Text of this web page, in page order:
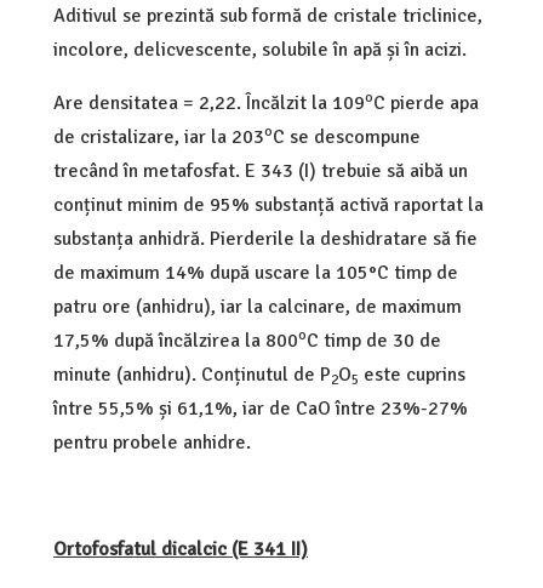
Aditivul se prezintă sub formă de cristale triclinice,
incolore, delicvescente, solubile în apă și în acizi.
Are densitatea = 2,22. Încălzit la 109oC pierde apa
de cristalizare, iar la 203oC se descompune
trecând în metafosfat. E 343 (I) trebuie să aibă un
conținut minim de 95% substanță activă raportat la
substanța anhidră. Pierderile la deshidratare să fie
de maximum 14% după uscare la 105°C timp de
patru ore (anhidru), iar la calcinare, de maximum
17,5% după încălzirea la 800oC timp de 30 de
minute (anhidru). Conținutul de P2O5 este cuprins
între 55,5% și 61,1%, iar de CaO între 23%-27%
pentru probele anhidre.
Ortofosfatul dicalcic (E 341 II)